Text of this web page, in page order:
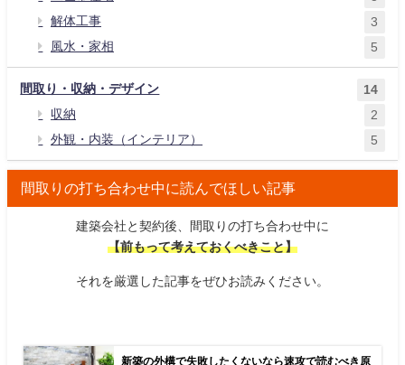
解体工事
3
風水・家相
5
間取り・収納・デザイン
14
収納
2
外観・内装（インテリア）
5
間取りの打ち合わせ中に読んでほしい記事
建築会社と契約後、間取りの打ち合わせ中に
【前もって考えておくべきこと】
それを厳選した記事をぜひお読みください。
新築の外構で失敗したくないなら速攻で読むべき原